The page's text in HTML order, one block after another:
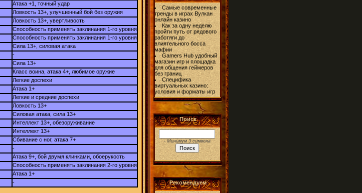
Атака +1, точный удар
Ловкость 13+, улучшенный бой без оружия
Ловкость 13+, увертливость
Способность применять заклинания 1-го уровня
Способность применять заклинания 1-го уровня
Сила 13+, силовая атака
-
Сила 13+
Класс воина, атака 4+, любимое оружие
Легкие доспехи
Атака 1+
Легкие и средние доспехи
Ловкость 13+
Силовая атака, сила 13+
Интеллект 13+, обезоруживание
Интеллект 13+
Сбивание с ног, атака 7+
-
Атака 9+, бой двумя клинками, обоерукость
Способность применять заклинания 2-го уровня
Атака 1+
-
Самые современные
тренды в играх Вулкан
онлайн казино
Как за одну неделю
пройти путь от рядового
работяги до
влиятельного босса
мафии
Gamers Hub удобный
магазин игр и площадка
для общения геймеров
без границ
Специфика
виртуальных казино:
условия и форматы игр
Поиск
- Минимум 3 символа
Рекомендуем